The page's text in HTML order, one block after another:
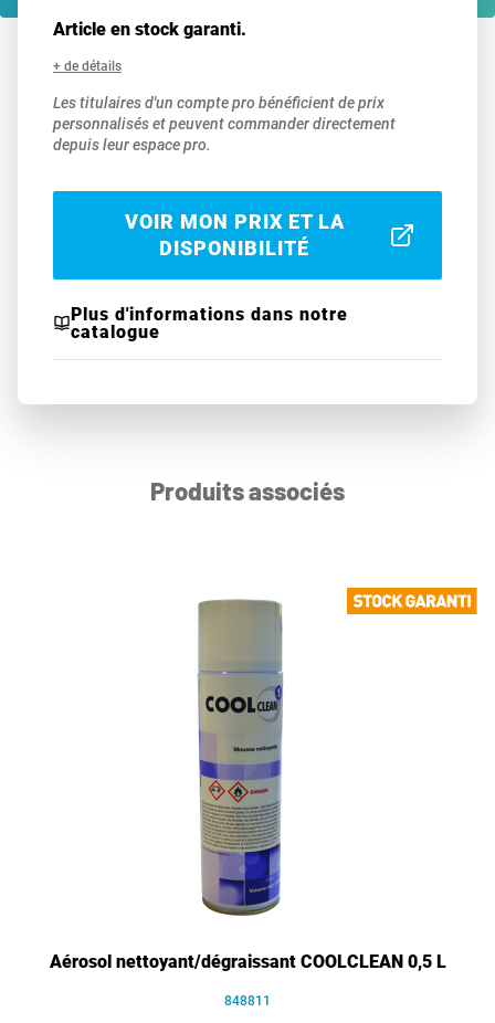
Article en stock garanti.
+ de détails
Les titulaires d'un compte pro bénéficient de prix
personnalisés et peuvent commander directement
depuis leur espace pro.
VOIR MON PRIX ET LA
DISPONIBILITÉ
Plus d'informations dans notre
catalogue
Produits associés
Aérosol nettoyant/dégraissant COOLCLEAN 0,5 L
848811